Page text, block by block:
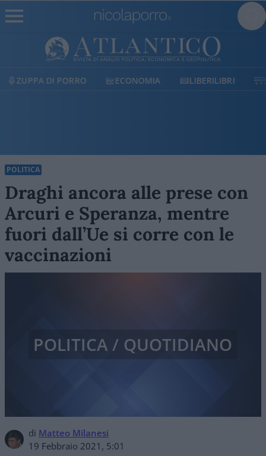
ECONOMIA LIBERILIBRI SHOP SOSTIENICI
POLITICA
Draghi ancora alle prese con
Arcuri e Speranza, mentre
fuori dall’Ue si corre con le
vaccinazioni
di Matteo Milanesi
19 Febbraio 2021, 5:01
POLITICA / QUOTIDIANO